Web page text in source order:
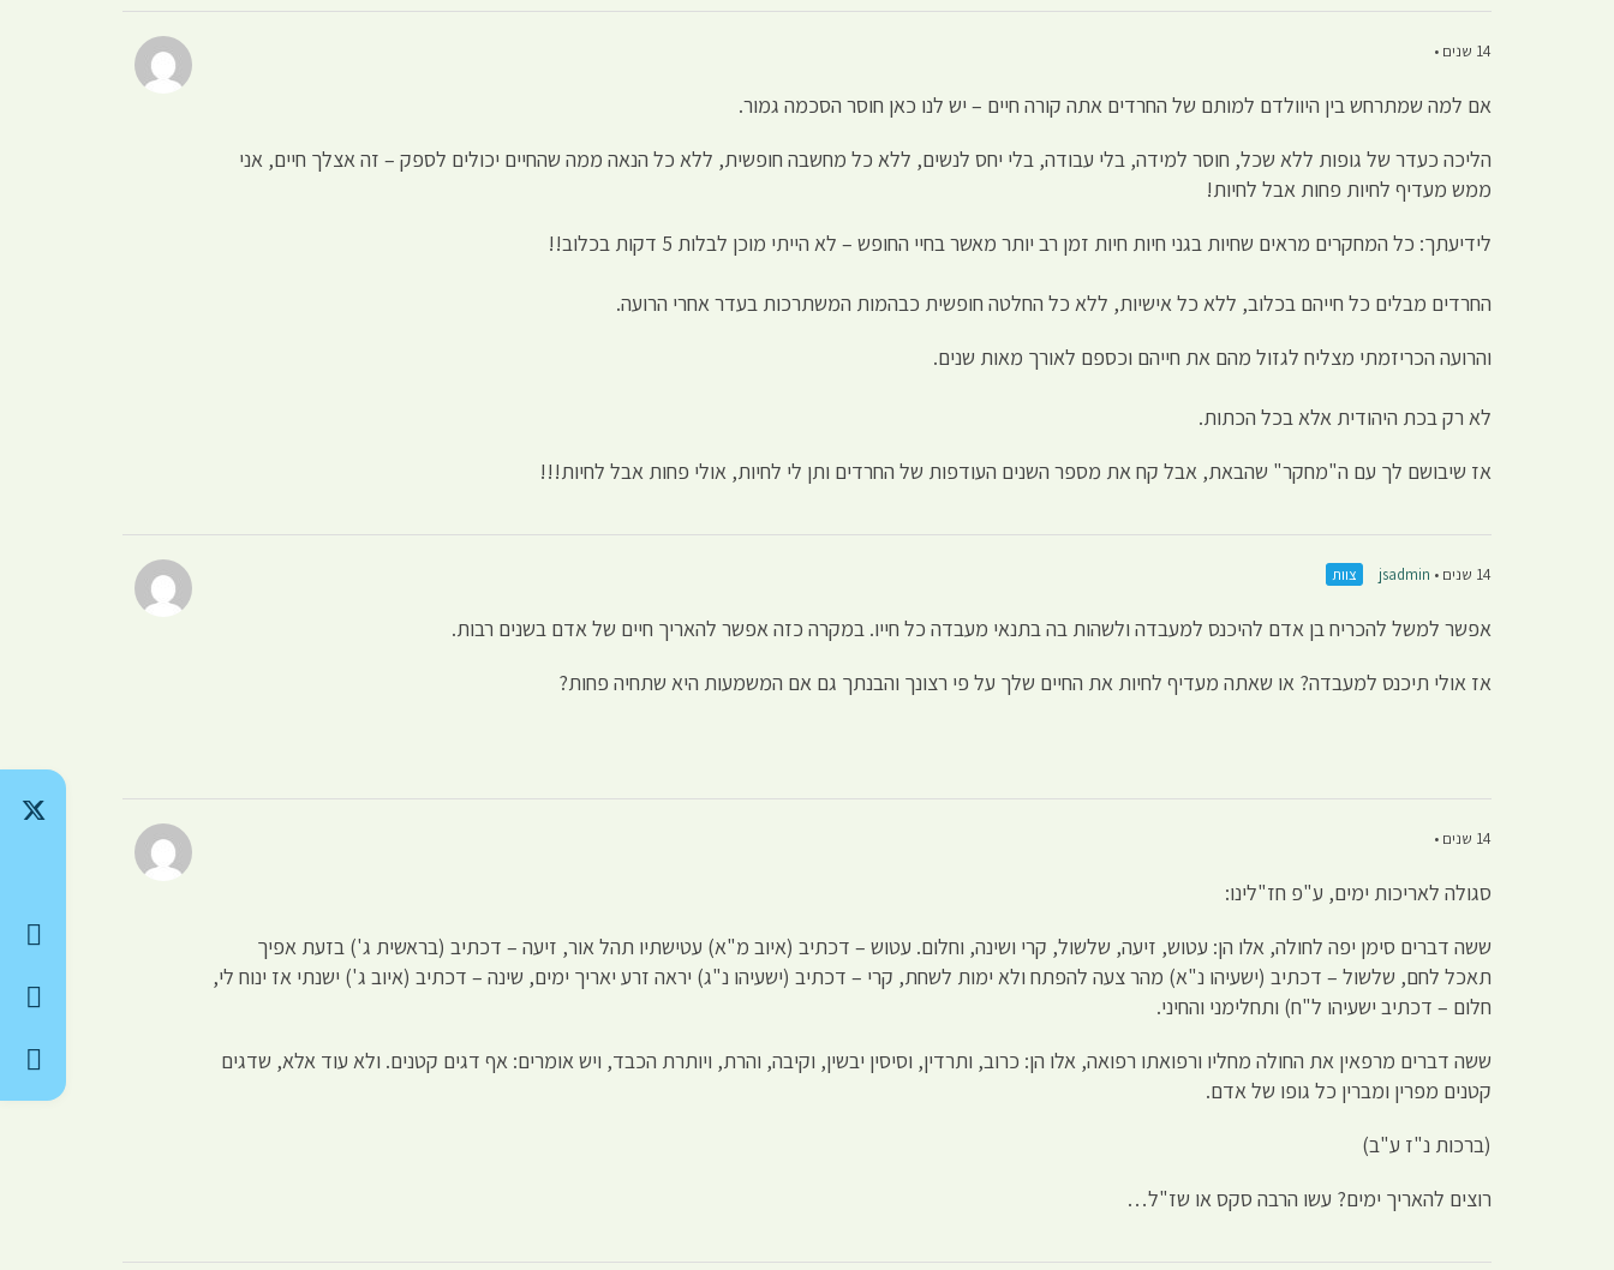
14 שנים •
אם למה שמתרחש בין היוולדם למותם של החרדים אתה קורה חיים – יש לנו כאן חוסר הסכמה גמור.
הליכה כעדר של גופות ללא שכל, חוסר למידה, בלי עבודה, בלי יחס לנשים, ללא כל מחשבה חופשית, ללא כל הנאה ממה שהחיים יכולים לספק – זה אצלך חיים, אני
ממש מעדיף לחיות פחות אבל לחיות!
לידיעתך: כל המחקרים מראים שחיות בגני חיות חיות זמן רב יותר מאשר בחיי החופש – לא הייתי מוכן לבלות 5 דקות בכלוב!!
החרדים מבלים כל חייהם בכלוב, ללא כל אישיות, ללא כל החלטה חופשית כבהמות המשתרכות בעדר אחרי הרועה.
והרועה הכריזמתי מצליח לגזול מהם את חייהם וכספם לאורך מאות שנים.
לא רק בכת היהודית אלא בכל הכתות.
אז שיבושם לך עם ה"מחקר" שהבאת, אבל קח את מספר השנים העודפות של החרדים ותן לי לחיות, אולי פחות אבל לחיות!!!
14 שנים • jsadmin צוות
אפשר למשל להכריח בן אדם להיכנס למעבדה ולשהות בה בתנאי מעבדה כל חייו. במקרה כזה אפשר להאריך חיים של אדם בשנים רבות.
אז אולי תיכנס למעבדה? או שאתה מעדיף לחיות את החיים שלך על פי רצונך והבנתך גם אם המשמעות היא שתחיה פחות?
14 שנים •
סגולה לאריכות ימים, ע"פ חז"לינו:
ששה דברים סימן יפה לחולה, אלו הן: עטוש, זיעה, שלשול, קרי ושינה, וחלום. עטוש – דכתיב (איוב מ"א) עטישתיו תהל אור, זיעה – דכתיב (בראשית ג') בזעת אפיך
תאכל לחם, שלשול – דכתיב (ישעיהו נ"א) מהר צעה להפתח ולא ימות לשחת, קרי – דכתיב (ישעיהו נ"ג) יראה זרע יאריך ימים, שינה – דכתיב (איוב ג') ישנתי אז ינוח לי,
חלום – דכתיב ישעיהו ל"ח) ותחלימני והחיני.
ששה דברים מרפאין את החולה מחליו ורפואתו רפואה, אלו הן: כרוב, ותרדין, וסיסין יבשין, וקיבה, והרת, ויותרת הכבד, ויש אומרים: אף דגים קטנים. ולא עוד אלא, שדגים
קטנים מפרין ומברין כל גופו של אדם.
(ברכות נ"ז ע"ב)
רוצים להאריך ימים? עשו הרבה סקס או שז"ל…